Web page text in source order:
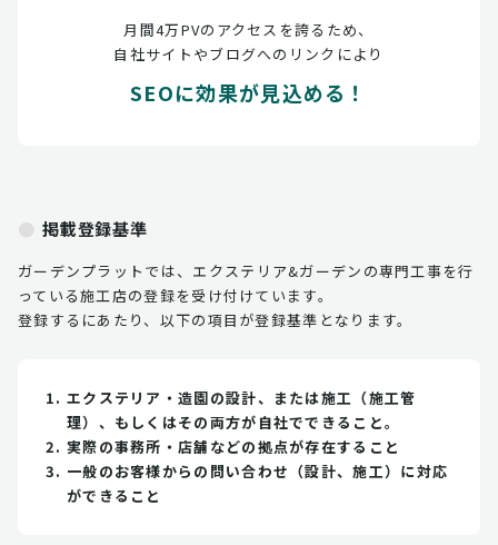
月間4万PVのアクセスを誇るため、
自社サイトやブログへのリンクにより
SEOに効果が見込める！
掲載登録基準
ガーデンプラットでは、エクステリア&ガーデンの専門工事を行
っている施工店の登録を受け付けています。
登録するにあたり、以下の項目が登録基準となります。
エクステリア・造園の設計、または施工（施工管
理）、もしくはその両方が自社でできること。
実際の事務所・店舗などの拠点が存在すること
一般のお客様からの問い合わせ（設計、施工）に対応
ができること